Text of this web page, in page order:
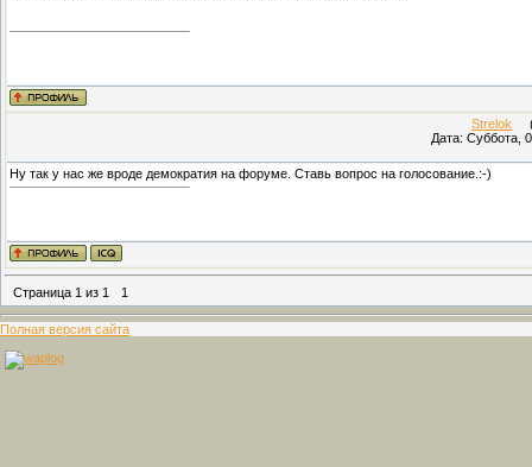
Strelok
Дата: Суббота,
Ну так у нас же вроде демократия на форуме. Ставь вопрос на голосование.:-)
Страница 1 из 1 1
Полная версия сайта